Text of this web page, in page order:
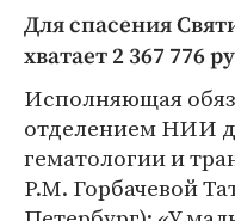
Для спасения
хватает 2 367 776
Исполняющая
отделением НИИ
гематологии и
Р.М. Горбачевой